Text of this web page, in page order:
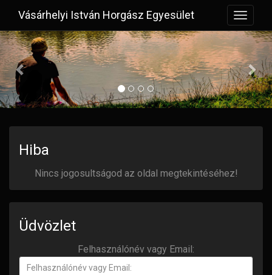
Toggle
Vásárhelyi István Horgász Egyesület
Previous
Hiba
Nincs jogosultságod az oldal megtekintéséhez!
Üdvözlet
Felhasználónév vagy Email: